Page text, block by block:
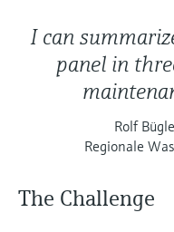
I can
panel in
Rolf
Regionale
The Challenge